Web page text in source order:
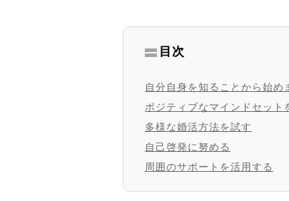
目次
自分自身を知ることから始め
ポジティブなマインドセット
多様な婚活方法を試す
自己啓発に努める
周囲のサポートを活用する